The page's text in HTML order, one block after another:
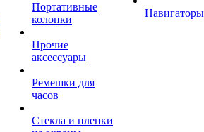
Портативные
колонки
Прочие
аксессуары
Ремешки для
часов
Стекла и пленки
Навигаторы